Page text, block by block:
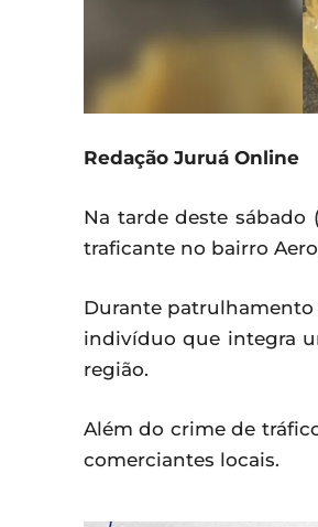
Redação Juruá Online
Na tarde deste sábado
traficante no bairro
Durante patrulhamento
indivíduo que integra
região.
Além do crime de
comerciantes locais.